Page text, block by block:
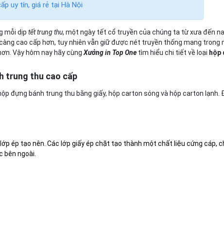
uy tín, giá rẻ tại Hà Nội
mỗi dịp tết trung thu, một ngày tết cổ truyền của chúng ta từ xưa đến
cao cấp hơn, tuy nhiên vẫn giữ được nét truyền thống mang trong
Vậy hôm nay hãy cùng Xưởng in Top One tìm hiểu chi tiết về loại hộp
trung thu cao cấp
đựng bánh trung thu bằng giấy, hộp carton sóng và hộp carton lạnh.
ép tạo nên. Các lớp giấy ép chặt tạo thành một chất liệu cứng cáp,
ngoài.